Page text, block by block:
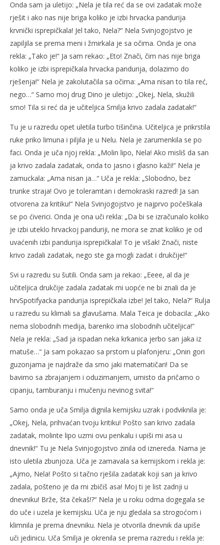
Onda sam ja uletijo: „Nela je tila reć da se ovi zadatak može
rješit i ako nas nije briga koliko je izbi hrvacka pandurija
krvnički isprepičkala! Jel tako, Nela?“ Nela Svinjogojstvo je
zapiljila se prema meni i žmirkala je sa očima. Onda je ona
rekla: „Tako je!“ Ja sam rekao: „Eto! Znači, čim nas nije briga
koliko je izbi isprepičkala hrvacka pandurija, dolazimo do
rješenja!“ Nela je zakolutačila sa očima: „Ama nisan to tila reć,
nego…“ Samo moj drug Dino je uletijo: „Okej, Nela, skužili
smo! Tila si reć da je učiteljica Smilja krivo zadala zadatak!“
Tu je u razredu opet uletila turbo tišinčina. Učiteljica je prikrstila
ruke priko limuna i piljila je u Nelu. Nela je zarumenkila se po
faci. Onda je uča njoj rekla: „Molin lipo, Nela! Ako misliš da san
ja krivo zadala zadatak, onda to jasno i glasno kaži!“ Nela je
zamuckala: „Ama nisan ja…“ Uča je rekla: „Slobodno, bez
trunke straja! Ovo je toleramtan i demokraski razred! Ja san
otvorena za kritiku!“ Nela Svinjogojstvo je najprvo počeškala
se po ćiverici. Onda je ona uči rekla: „Da bi se izračunalo koliko
je izbi uteklo hrvackoj panduriji, ne mora se znat koliko je od
uvaćenih izbi pandurija isprepičkala! To je višak! Znači, niste
krivo zadali zadatak, nego ste ga mogli zadat i drukčije!“
Svi u razredu su šutili. Onda sam ja rekao: „Eeee, al da je
učiteljica drukčije zadala zadatak mi uopće ne bi znali da je
hrvSpotifyacka pandurija isprepičkala izbe! Jel tako, Nela?“ Rulja
u razredu su klimali sa glavušama. Mala Teica je dobacila: „Ako
nema slobodnih medija, barenko ima slobodnih učiteljica!“
Nela je rekla: „Sad ja ispadan neka krkanica jerbo san jaka iz
matuše…“ Ja sam pokazao sa prstom u plafonjeru: „Onin gori
guzonjama je najdraže da smo jaki matematičari! Da se
bavimo sa zbrajanjem i oduzimanjem, umisto da pričamo o
cipanju, tamburanju i mučenju nevinog svita!“
Samo onda je uča Smilja dignila kemijsku uzrak i podviknila je:
„Okej, Nela, prihvaćan tvoju kritiku! Pošto san krivo zadala
zadatak, molinte lipo uzmi ovu penkalu i upiši mi asa u
dnevnik!“ Tu je Nela Svinjogojstvo zinila od iznereda. Nama je
isto uletila zbunjoza. Uča je zamavala sa kemijskom i rekla je:
„Ajmo, Nela! Pošto si tačno rješila zadatak koji san ja krivo
zadala, pošteno je da mi zbičiš asa! Moj ti je list zadnji u
dnevniku! Brže, šta čekaš!?“ Nela je u roku odma dogegala se
do uče i uzela je kemijsku. Uča je nju gledala sa strogoćom i
klimnila je prema dnevniku. Nela je otvorila dnevnik da upiše
uči jedinicu. Uča Smilja je okrenila se prema razredu i rekla je: